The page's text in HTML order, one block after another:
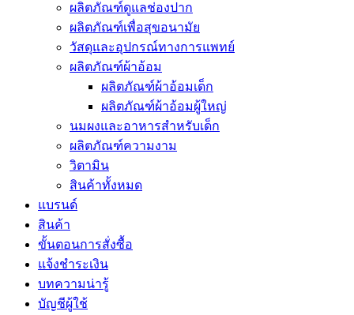
ผลิตภัณฑ์ดูแลช่องปาก
ผลิตภัณฑ์เพื่อสุขอนามัย
วัสดุและอุปกรณ์ทางการแพทย์
ผลิตภัณฑ์ผ้าอ้อม
ผลิตภัณฑ์ผ้าอ้อมเด็ก
ผลิตภัณฑ์ผ้าอ้อมผู้ใหญ่
นมผงและอาหารสำหรับเด็ก
ผลิตภัณฑ์ความงาม
วิตามิน
สินค้าทั้งหมด
แบรนด์
สินค้า
ขั้นตอนการสั่งซื้อ
แจ้งชำระเงิน
บทความน่ารู้
บัญชีผู้ใช้